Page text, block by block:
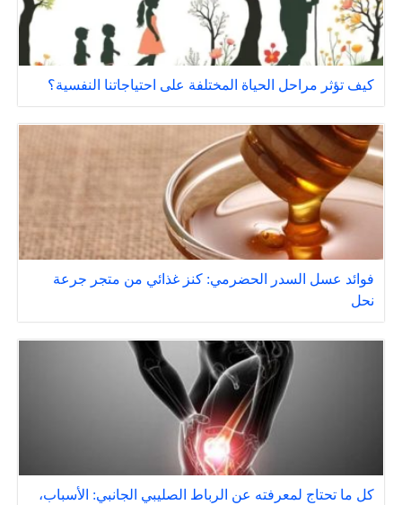
كيف تؤثر مراحل الحياة المختلفة على احتياجاتنا النفسية؟
فوائد عسل السدر الحضرمي: كنز غذائي من متجر جرعة
نحل
كل ما تحتاج لمعرفته عن الرباط الصليبي الجانبي: الأسباب،